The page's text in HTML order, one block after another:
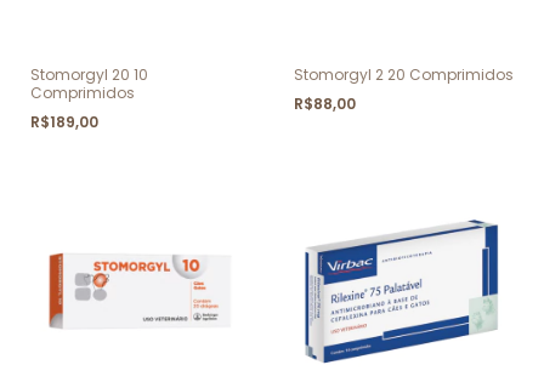
Stomorgyl 20 10
Comprimidos
R$189,00
Stomorgyl 2 20 Comprimidos
R$88,00